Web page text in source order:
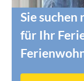
Sie suchen
für Ihr